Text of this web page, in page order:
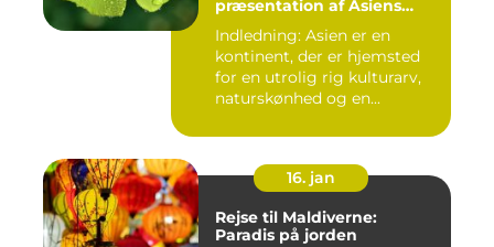
præsentation af Asiens
Indledning: Asien er en
kontinent, der er hjemsted
for en utrolig rig kulturarv,
naturskønhed og en...
16. jan
Rejse til Maldiverne:
Paradis på jorden